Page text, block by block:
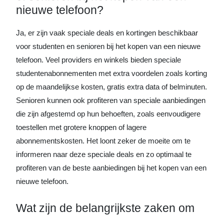
nieuwe telefoon?
Ja, er zijn vaak speciale deals en kortingen beschikbaar
voor studenten en senioren bij het kopen van een nieuwe
telefoon. Veel providers en winkels bieden speciale
studentenabonnementen met extra voordelen zoals korting
op de maandelijkse kosten, gratis extra data of belminuten.
Senioren kunnen ook profiteren van speciale aanbiedingen
die zijn afgestemd op hun behoeften, zoals eenvoudigere
toestellen met grotere knoppen of lagere
abonnementskosten. Het loont zeker de moeite om te
informeren naar deze speciale deals en zo optimaal te
profiteren van de beste aanbiedingen bij het kopen van een
nieuwe telefoon.
Wat zijn de belangrijkste zaken om